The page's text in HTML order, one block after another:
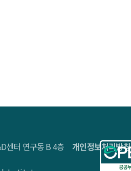
센터 연구동 B 4층개인정보처리방침